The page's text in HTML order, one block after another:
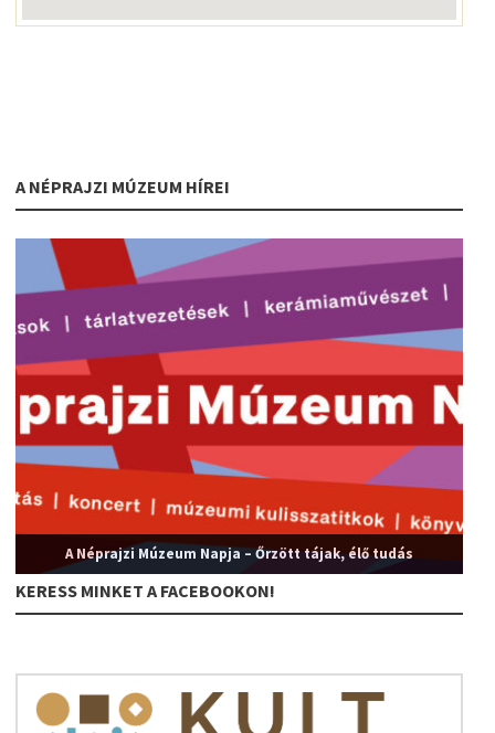
A NÉPRAJZI MÚZEUM HÍREI
A Néprajzi Múzeum Napja – Őrzött tájak, élő tudás
KERESS MINKET A FACEBOOKON!